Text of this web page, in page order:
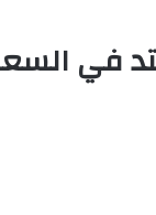
في